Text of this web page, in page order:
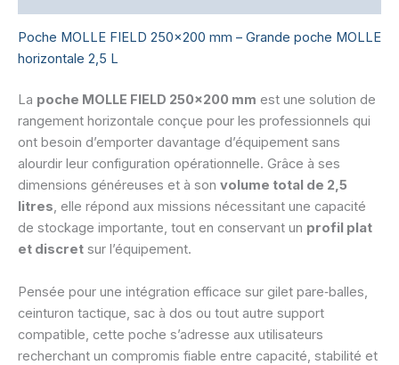
Poche MOLLE FIELD 250×200 mm – Grande poche MOLLE
horizontale 2,5 L
La poche MOLLE FIELD 250×200 mm est une solution de
rangement horizontale conçue pour les professionnels qui
ont besoin d’emporter davantage d’équipement sans
alourdir leur configuration opérationnelle. Grâce à ses
dimensions généreuses et à son volume total de 2,5
litres, elle répond aux missions nécessitant une capacité
de stockage importante, tout en conservant un profil plat
et discret sur l’équipement.
Pensée pour une intégration efficace sur gilet pare‑balles,
ceinturon tactique, sac à dos ou tout autre support
compatible, cette poche s’adresse aux utilisateurs
recherchant un compromis fiable entre capacité, stabilité et